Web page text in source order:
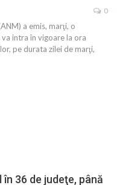
0
a emis, marţi, o
intra în vigoare la ora
pe durata zilei de marţi,
36 de judeţe, până